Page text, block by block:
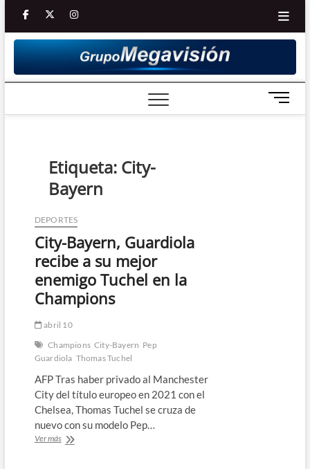
Saltar
contenido
facebooktwitter
Youtube
instagram
B
o
Etiqueta: City-
Bayern
DEPORTES
City-Bayern, Guardiola
recibe a su mejor
enemigo Tuchel en la
Champions
abril 10
Champions City-Bayern Pep
Guardiola Thomas Tuchel
AFP Tras haber privado al Manchester
City del título europeo en 2021 con el
Chelsea, Thomas Tuchel se cruza de
nuevo con su modelo Pep…
Ver másCity-